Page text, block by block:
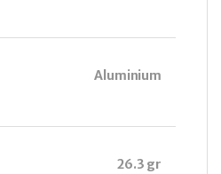
Aluminium
26.3 gr